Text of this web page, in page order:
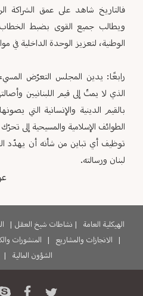
فالتاريخ شاهد على عمق الشراكة
ويطالب جميع القوى بضبط الخطاب
الوطنية، لتعزيز الوحدة الداخلية في
رابعًا: يدين المجلس التعرّض
الذي لا يمتّ إلى قيم اللبنانيين
بالقيم الدينية والإنسانية التي
الطوائف الإسلامية والمسيحية إلى
توظيف أي تباين من شأنه أن يهدّد
لبنان ورسالته.
الهيكلية العامة | نشاطات شيخ العقل |
|
الانجازات والمشاريع | المنشورات
الشؤون المالية
|